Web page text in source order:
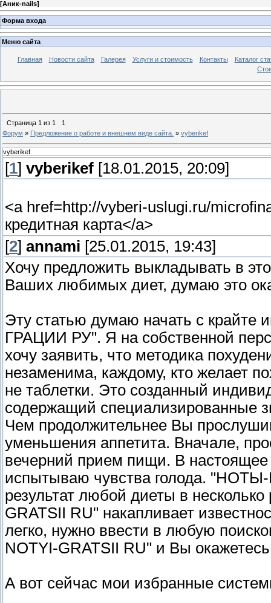
[Аник-nails]
Форма входа
Меню сайта
Главная Новости сайта Галерея Услуги и стоимость Контакты
Каталог
Страница 1 из 1
1
Форум » Предложение о работе и внешнем виде сайта. » vyberikef
vyberikef
[1] vyberikef [18.01.2015, 20:09]
<a href=http://vyberi-uslugi.ru/
кредитная карта</a>
[2] annami [25.01.2015, 19:43]
Хочу предложить выкладывать в
Ваших любимых диет, думаю это
Эту статью думаю начать с
ГРАЦИИ РУ". Я на собственной
хочу заявить, что методика
незаменима, каждому, кто желает
не таблетки. Это созданный
содержащий специализированные
Чем продолжительнее Вы
уменьшения аппетита. Вначале,
вечерний прием пищи. В
испытываю чувства голода.
результат любой диеты в
GRATSII RU" накапливает
легко, нужно ввести в любую
NOTYI-GRATSII RU" и Вы
А вот сейчас мои избранные